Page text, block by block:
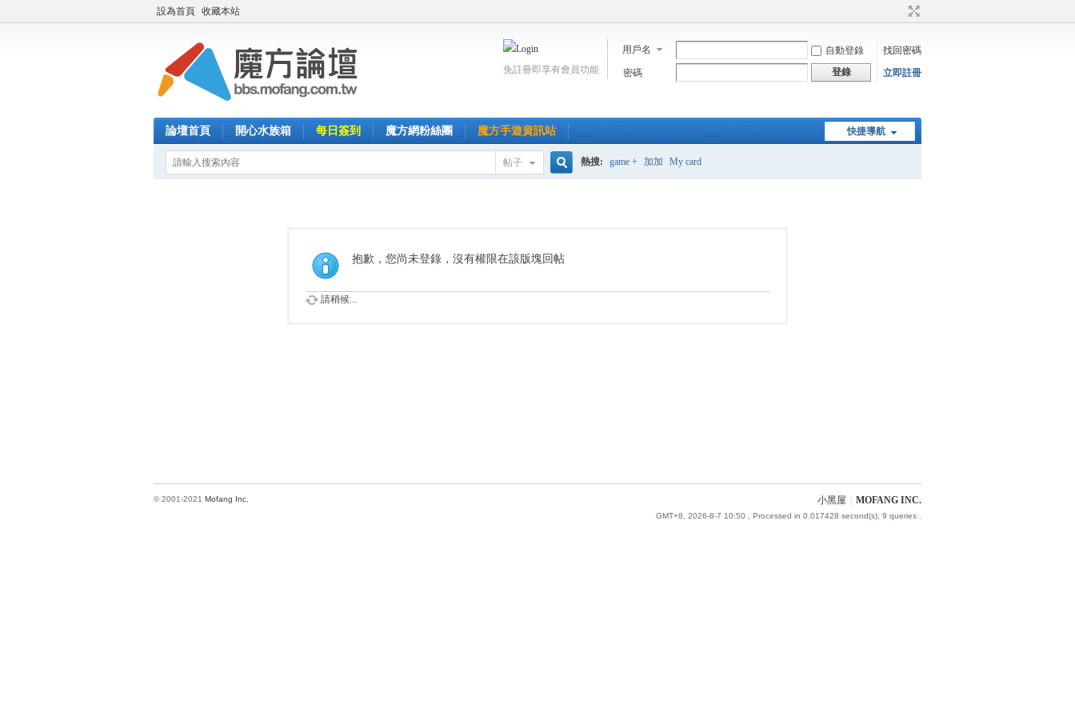
設為首頁 收藏本站
用戶名 自動登錄
找回密碼
密碼
登錄 立即註冊
免註冊即享有會員功能
快捷導航
論壇首頁 開心水族箱 每日簽到 魔方網粉絲團 魔方手遊資訊站
帖子
索
熱搜: game + 加加 My card
抱歉，您尚未登錄，沒有權限在該版塊回帖
請稍候...
小黑屋 MOFANG INC.
GMT+8, 2026-8-7 10:50 , Processed in 0.017428 second(s), 9 queries .
© 2001-2021 Mofang Inc.